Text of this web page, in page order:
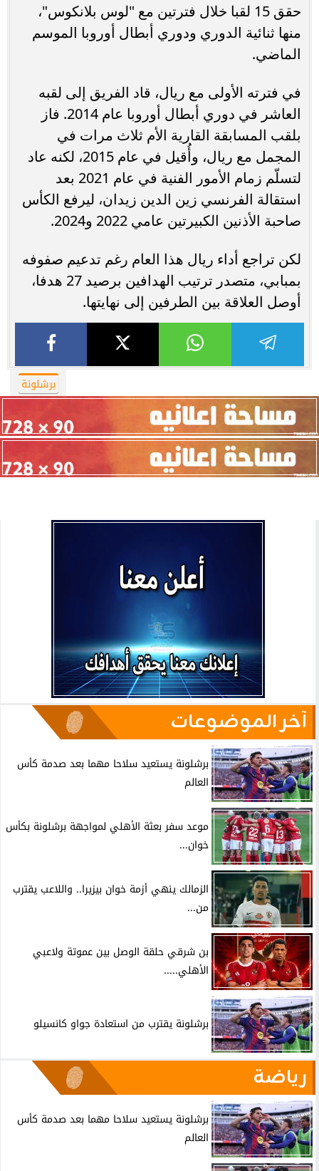
حقق 15 لقبا خلال فترتين مع "لوس بلانكوس"،
منها ثنائية الدوري ودوري أبطال أوروبا الموسم
الماضي.
في فترته الأولى مع ريال، قاد الفريق إلى لقبه
العاشر في دوري أبطال أوروبا عام 2014. فاز
بلقب المسابقة القارية الأم ثلاث مرات في
المجمل مع ريال، وأُقيل في عام 2015، لكنه عاد
لتسلّم زمام الأمور الفنية في عام 2021 بعد
استقالة الفرنسي زين الدين زيدان، ليرفع الكأس
صاحبة الأذنين الكبيرتين عامي 2022 و2024.
لكن تراجع أداء ريال هذا العام رغم تدعيم صفوفه
بمبابي، متصدر ترتيب الهدافين برصيد 27 هدفا،
أوصل العلاقة بين الطرفين إلى نهايتها.
برشلونة
آخر الموضوعات
برشلونة يستعيد سلاحا مهما بعد صدمة كأس
العالم
موعد سفر بعثة الأهلي لمواجهة برشلونة بكأس
خوان...
الزمالك ينهي أزمة خوان بيزيرا.. واللاعب يقترب
من...
بن شرقي حلقة الوصل بين عموتة ولاعبي
الأهلي.....
برشلونة يقترب من استعادة جواو كانسيلو
رياضة
برشلونة يستعيد سلاحا مهما بعد صدمة كأس
العالم